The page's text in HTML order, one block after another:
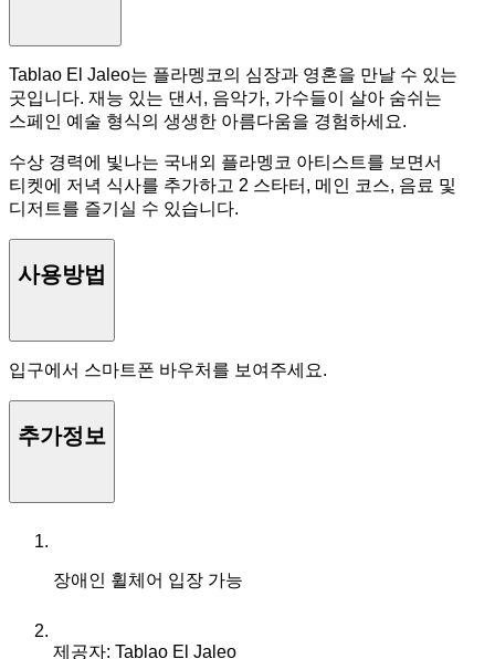
Tablao El Jaleo는 플라멩코의 심장과 영혼을 만날 수 있는
곳입니다. 재능 있는 댄서, 음악가, 가수들이 살아 숨쉬는
스페인 예술 형식의 생생한 아름다움을 경험하세요.
수상 경력에 빛나는 국내외 플라멩코 아티스트를 보면서
티켓에 저녁 식사를 추가하고 2 스타터, 메인 코스, 음료 및
디저트를 즐기실 수 있습니다.
사용방법
입구에서 스마트폰 바우처를 보여주세요.
추가정보
장애인 휠체어 입장 가능
제공자: Tablao El Jaleo